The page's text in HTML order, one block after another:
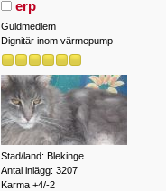
erp
Guldmedlem
Dignitär inom värmepump
Stad/land: Blekinge
Antal inlägg: 3207
Karma +4/-2